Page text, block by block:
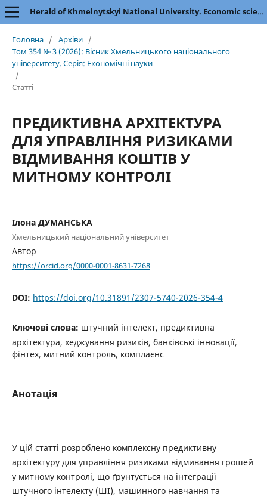
Herald of Khmelnytskyi National University. Economic sciences
Головна / Архіви /
Том 354 № 3 (2026): Вісник Хмельницького національного
університету. Серія: Економічні науки
/
Статті
ПРЕДИКТИВНА АРХІТЕКТУРА
ДЛЯ УПРАВЛІННЯ РИЗИКАМИ
ВІДМИВАННЯ КОШТІВ У
МИТНОМУ КОНТРОЛІ
Ілона ДУМАНСЬКА
Хмельницький національний університет
Автор
https://orcid.org/0000-0001-8631-7268
DOI: https://doi.org/10.31891/2307-5740-2026-354-4
Ключові слова: штучний інтелект, предиктивна
архітектура, хеджування ризиків, банківські інновації,
фінтех, митний контроль, комплаєнс
Анотація
У цій статті розроблено комплексну предиктивну
архітектуру для управління ризиками відмивання грошей
у митному контролі, що ґрунтується на інтеграції
штучного інтелекту (ШІ), машинного навчання та